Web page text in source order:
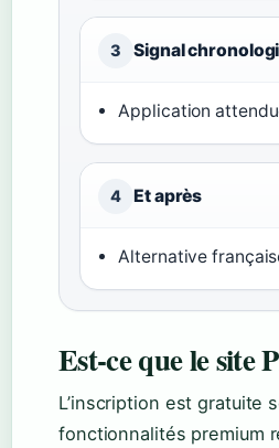
3 Signal
Application
4 Et après
Alternative
Est-ce que le site
L’inscription est gratuite
fonctionnalités premium